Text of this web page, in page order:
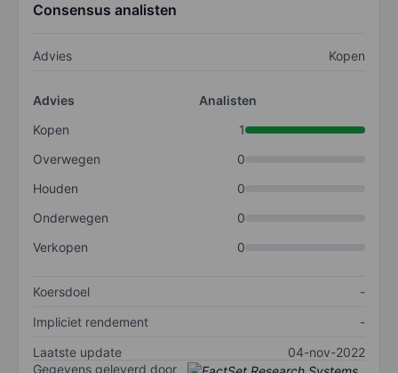
Consensus analisten
Advies Kopen
Advies
Analisten
Kopen
1
Overwegen
0
Houden
0
Onderwegen
0
Verkopen
0
Koersdoel
-
Impliciet rendement
-
Laatste update
04-nov-2022
Gegevens geleverd door